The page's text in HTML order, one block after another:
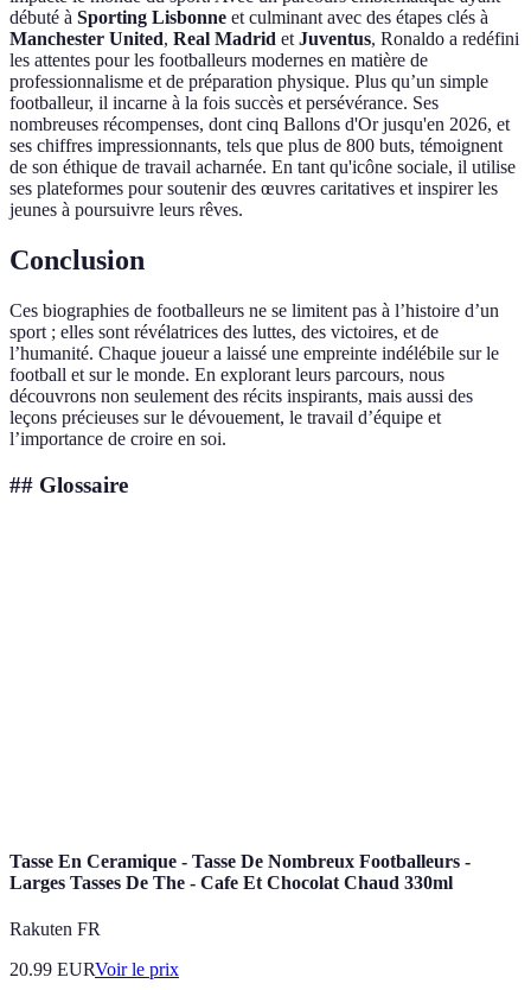
débuté à Sporting Lisbonne et culminant avec des étapes clés à
Manchester United, Real Madrid et Juventus, Ronaldo a redéfini
les attentes pour les footballeurs modernes en matière de
professionnalisme et de préparation physique. Plus qu’un simple
footballeur, il incarne à la fois succès et persévérance. Ses
nombreuses récompenses, dont cinq Ballons d'Or jusqu'en 2026, et
ses chiffres impressionnants, tels que plus de 800 buts, témoignent
de son éthique de travail acharnée. En tant qu'icône sociale, il utilise
ses plateformes pour soutenir des œuvres caritatives et inspirer les
jeunes à poursuivre leurs rêves.
Conclusion
Ces biographies de footballeurs ne se limitent pas à l’histoire d’un
sport ; elles sont révélatrices des luttes, des victoires, et de
l’humanité. Chaque joueur a laissé une empreinte indélébile sur le
football et sur le monde. En explorant leurs parcours, nous
découvrons non seulement des récits inspirants, mais aussi des
leçons précieuses sur le dévouement, le travail d’équipe et
l’importance de croire en soi.
## Glossaire
Tasse En Ceramique - Tasse De Nombreux Footballeurs -
Larges Tasses De The - Cafe Et Chocolat Chaud 330ml
Rakuten FR
20.99 EURVoir le prix